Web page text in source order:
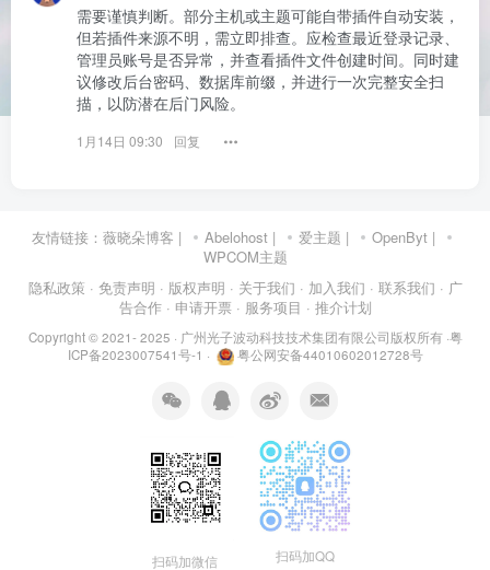
需要谨慎判断。部分主机或主题可能自带插件自动安装，
但若插件来源不明，需立即排查。应检查最近登录记录、
管理员账号是否异常，并查看插件文件创建时间。同时建
议修改后台密码、数据库前缀，并进行一次完整安全扫
描，以防潜在后门风险。
1月14日 09:30 回复
友情链接： 薇晓朵博客 | Abelohost | 爱主题 | OpenByt |
WPCOM主题
隐私政策 · 免责声明 · 版权声明 · 关于我们 · 加入我们 · 联系我们 · 广
告合作 · 申请开票 · 服务项目 · 推介计划
Copyright © 2021- 2025 · 广州光子波动科技技术集团有限公司版权所有·粤
ICP备2023007541号-1 · 粤公网安备44010602012728号
扫码加微信 扫码加QQ